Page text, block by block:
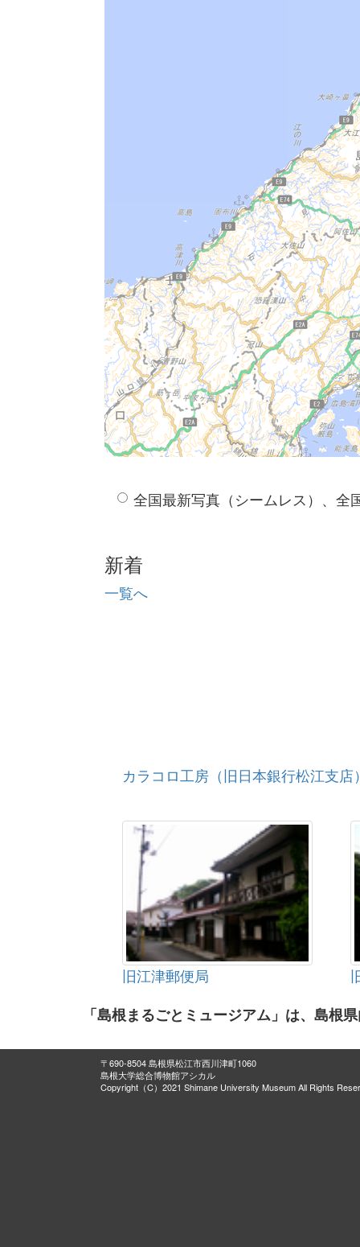
全国最新写真（シームレス）、全
新着
一覧へ
カラコロ工房（旧日本銀行松江支店
旧江津郵便局
「島根まるごとミュージアム」は、島根
〒690-8504 島根県松江市西川津町1060
島根大学総合博物館アシカル
Copyright（C）2021 Shimane University Museum All Rights